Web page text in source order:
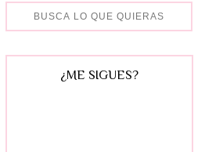
¿ME SIGUES?